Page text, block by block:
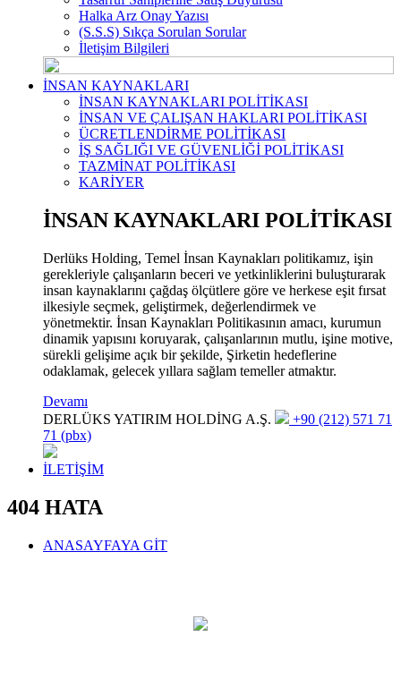
Halka Arz Onay Yazısı
(S.S.S) Sıkça Sorulan Sorular
İletişim Bilgileri
İNSAN KAYNAKLARI
İNSAN KAYNAKLARI POLİTİKASI
İNSAN VE ÇALIŞAN HAKLARI POLİTİKASI
ÜCRETLENDİRME POLİTİKASI
İŞ SAĞLIĞI VE GÜVENLİĞİ POLİTİKASI
TAZMİNAT POLİTİKASI
KARİYER
İNSAN KAYNAKLARI POLİTİKASI
Derlüks Holding, Temel İnsan Kaynakları politikamız, işin
gerekleriyle çalışanların beceri ve yetkinliklerini buluşturarak
insan kaynaklarını çağdaş ölçütlere göre ve herkese eşit fırsat
ilkesiyle seçmek, geliştirmek, değerlendirmek ve
yönetmektir. İnsan Kaynakları Politikasının amacı, kurumun
dinamik yapısını koruyarak, çalışanlarının mutlu, işine motive,
sürekli gelişime açık bir şekilde, Şirketin hedeflerine
odaklamak, gelecek yıllara sağlam temeller atmaktır.
Devamı
DERLÜKS YATIRIM HOLDİNG A.Ş.
+90 (212) 571 71
71 (pbx)
İLETİŞİM
404 HATA
ANASAYFAYA GİT